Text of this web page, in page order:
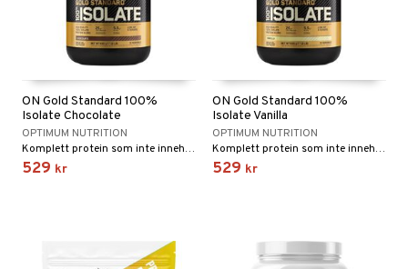
ON Gold Standard 100%
Isolate Chocolate
OPTIMUM NUTRITION
Komplett protein som inte innehåller mer än 0,3 g socker, 0,4 g fett och 83 % protein per portion.
529 kr
ON Gold Standard 100%
Isolate Vanilla
OPTIMUM NUTRITION
Komplett protein som inte innehåller mer än 0,3 g socker, 0,4 g fett och 83 % protein per portion.
529 kr